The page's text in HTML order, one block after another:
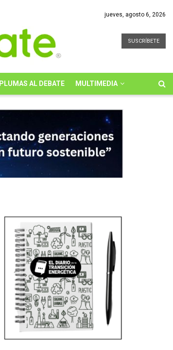
jueves, agosto 6, 2026
SUSCRÍBETE
PLUMAS AL DEBATE MULTIMEDIA